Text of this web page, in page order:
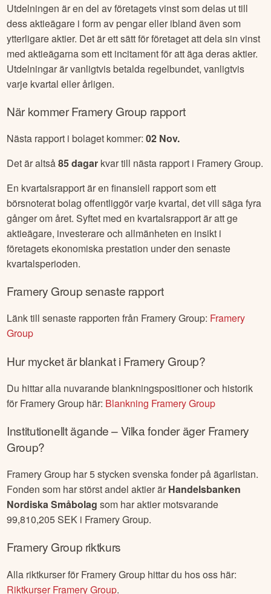
Utdelningen är en del av företagets vinst som delas ut till
dess aktieägare i form av pengar eller ibland även som
ytterligare aktier. Det är ett sätt för företaget att dela sin vinst
med aktieägarna som ett incitament för att äga deras aktier.
Utdelningar är vanligtvis betalda regelbundet, vanligtvis
varje kvartal eller årligen.
När kommerFramery Group rapport
Nästa rapport i bolaget kommer:02 Nov.
Det är altså85dagar kvar till nästa rapport i Framery Group.
En kvartalsrapport är en finansiell rapport som ett
börsnoterat bolag offentliggör varje kvartal, det vill säga fyra
gånger om året. Syftet med en kvartalsrapport är att ge
aktieägare, investerare och allmänheten en insikt i
företagets ekonomiska prestation under den senaste
kvartalsperioden.
Framery Groupsenaste rapport
Länk till senaste rapporten från Framery Group: Framery
Group
Hur mycket är blankat iFramery Group?
Du hittar alla nuvarande blankningspositioner och historik
för Framery Group här: Blankning Framery Group
Institutionellt ägande – Vilka fonder ägerFramery
Group?
Framery Group har5stycken svenska fonder på ägarlistan.
Fonden som har störst andel aktier är Handelsbanken
Nordiska Småbolag som har aktier motsvarande
99,810,205SEK i Framery Group.
Framery Group riktkurs
Alla riktkurser för Framery Group hittar du hos oss här:
RiktkurserFramery Group.